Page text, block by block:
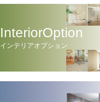
InteriorOption
インテリアオプション